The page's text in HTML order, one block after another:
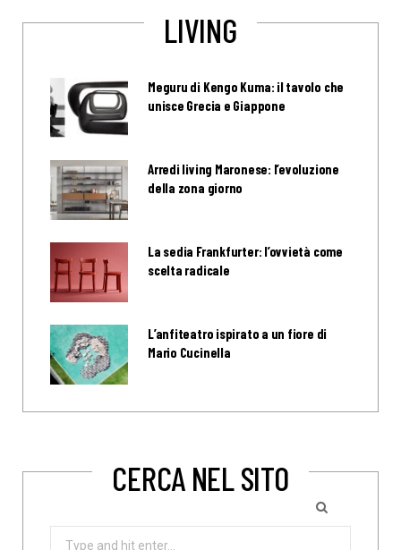
LIVING
Meguru di Kengo Kuma: il tavolo che
unisce Grecia e Giappone
Arredi living Maronese: l’evoluzione
della zona giorno
La sedia Frankfurter: l’ovvietà come
scelta radicale
L’anfiteatro ispirato a un fiore di
Mario Cucinella
CERCA NEL SITO
Search